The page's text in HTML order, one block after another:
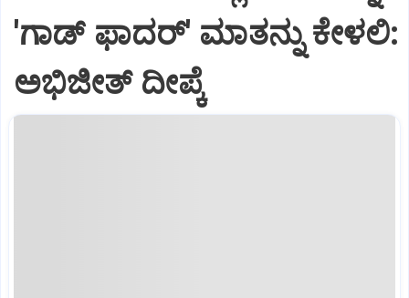
'ಗಾಡ್ ಫಾದರ್' ಮಾತನ್ನು ಕೇಳಲಿ:
ಅಭಿಜೀತ್ ದೀಪ್ಕೆ